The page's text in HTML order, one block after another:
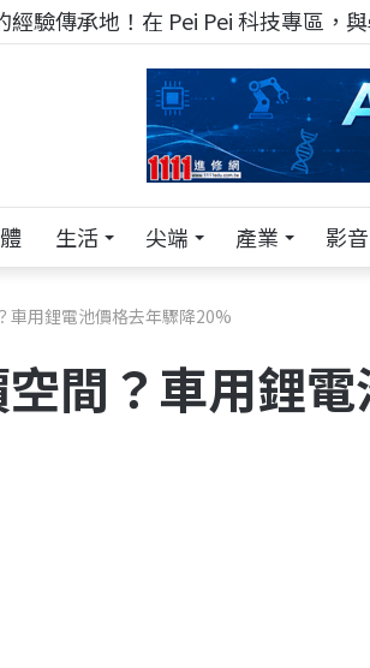
經驗傳承地！在 Pei Pei 科技專區，
生活 尖端 產業 影音
車用鋰電池價格去年驟降20%
間？車用鋰